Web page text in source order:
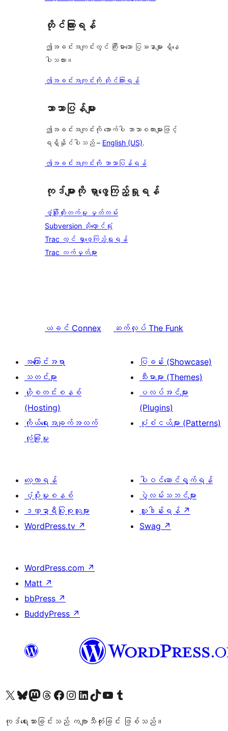
တိုင်ကြားရန်
ဤအခင်းအကျင်းတွင် ကြီးမားသော ပြဿနာများ ရှိနေ
ပါသလား။
ဤအခင်းအကျင်းကို တိုင်ကြားရန်
ဘာသာပြန်များ
ဤအခင်းအကျင်းကို အောက်ပါ ဘာသာစကားများဖြင့်
ရရှိနိုင်ပါသည် – English (US).
ဤအခင်းအကျင်းကို ဘာသာပြန်ရန်
ကုဒ်များကို ရှာဖွေကြည့်ရှုရန်
ဖွံ့ဖြိုးတိုးတက်မှု မှတ်တမ်း
Subversion သိုလှောင်ရုံ
Trac တွင် ရှာဖွေကြည့်ရှုရန်
Trac လက်မှတ်များ
ယခင် Connex ဆက်လုပ် The Funk
အကြောင်းအရာ
သတင်းများ
ဟို့စတင်းစနစ်
(Hosting)
ကိုယ်ရေးအချက်အလက်
လုံခြုံမှု
ပြခန်း (Showcase)
သီးမားများ (Themes)
ပလပ်အင်များ
(Plugins)
ပုံစံငယ်များ (Patterns)
လေ့လာရန်
ပံ့ပိုးမှုစနစ်
ဒဏ္ဍာရီပြုစုသူများ
WordPress.tv ↗
ပါဝင်ဆောင်ရွက်ရန်
ပွဲလမ်းသဘင်များ
လှူဒါန်းရန် ↗
Swag ↗
WordPress.com ↗
Matt ↗
bbPress ↗
BuddyPress ↗
ကျွန်ုပ်တို့၏ X (ယခင် Twitter) အကောင့်သို့ သွားရောက်ကြည့်ရှုပါကျွန်ုပ်တို့၏ Bluesky အကောင့်သို့ ဝင်ရောက်ကြည့်ရှုရန်
ကျွန်ုပ်တို့၏ Mastodon အကောင့်သို့ သွားရောက်ကြည့်ရှုပါကျွန်ုပ်တို့၏ Threads အကောင့်သို့ ဝင်ရောက်ကြည့်ရှုရန်
ကျွန်ုပ်တို့၏ Facebook စာမျက်နှာသို့ သွားရောက်ကြည့်ရှုပါကျွန်ုပ်တို့၏ Instagram အကောင့်သို့ သွားရောက်ကြည့်ရှုပါ ကျွန်ုပ်တို့၏ LinkedIn အကောင့်သို့ သွားရောက်ကြည့်ရှုပါကျွန်ုပ်တို့၏ TikTok အကောင့်သို့ ဝင်ရောက်ကြည့်ရှုရန်
ကျွန်ုပ်တို့၏ YouTube ချန်နယ်သို့ သွားရောက်ကြည့်ရှုပါ ကျွန်ုပ်တို့၏ Tumblr အကောင့်သို့ ဝင်ရောက်ကြည့်ရှုရန်
ကုဒ်ရေးသားခြင်းသည် ကဗျာသီကုံးခြင်း ဖြစ်သည်။